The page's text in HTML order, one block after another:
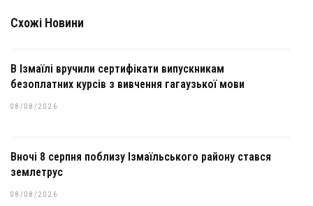
Схожі Новини
В Ізмаїлі вручили сертифікати випускникам
безоплатних курсів з вивчення гагаузької мови
08/08/2026
Вночі 8 серпня поблизу Ізмаїльського району стався
землетрус
08/08/2026